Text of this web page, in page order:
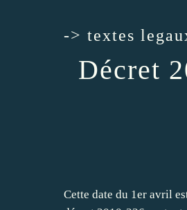
-> textes
Décret
Cette date du 1er avril